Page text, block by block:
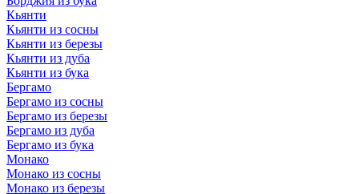
Кьянти
Кьянти из сосны
Кьянти из березы
Кьянти из дуба
Кьянти из бука
Бергамо
Бергамо из сосны
Бергамо из березы
Бергамо из дуба
Бергамо из бука
Монако
Монако из сосны
Монако из березы